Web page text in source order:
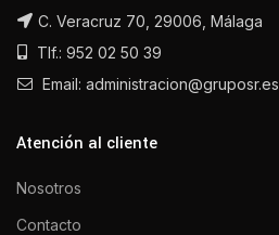
C. Veracruz 70, 29006, Málaga
Tlf.: 952 02 50 39
Email: administracion@gruposr.es
Atención al cliente
Nosotros
Contacto